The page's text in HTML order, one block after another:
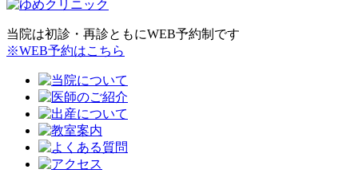
当院は初診・再診ともにWEB予約制です
※WEB予約はこちら